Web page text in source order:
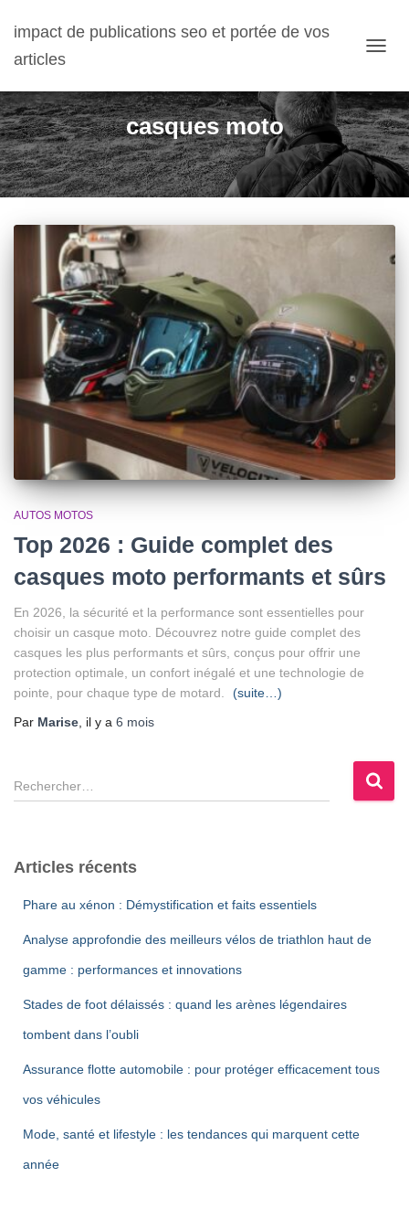
impact de publications seo et portée de vos
articles
casques moto
AUTOS MOTOS
Top 2026 : Guide complet des
casques moto performants et sûrs
En 2026, la sécurité et la performance sont essentielles pour
choisir un casque moto. Découvrez notre guide complet des
casques les plus performants et sûrs, conçus pour offrir une
protection optimale, un confort inégalé et une technologie de
pointe, pour chaque type de motard.
(suite…)
Par Marise , il y a 6 mois
R
e
e
Articles récents
Phare au xénon : Démystification et faits essentiels
Analyse approfondie des meilleurs vélos de triathlon haut de
gamme : performances et innovations
Stades de foot délaissés : quand les arènes légendaires
tombent dans l’oubli
Assurance flotte automobile : pour protéger efficacement tous
vos véhicules
Mode, santé et lifestyle : les tendances qui marquent cette
année